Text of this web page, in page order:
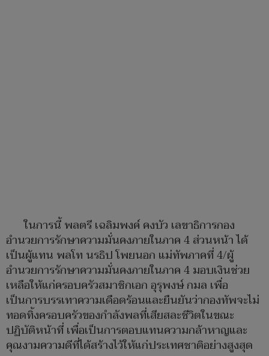
ในการนี้ พลตรี เฉลิมพงค์ คงบัว เลขาธิการกอง
อำนวยการรักษาความมั่นคงภายในภาค 4 ส่วนหน้า ได้
เป็นผู้แทน พลโท นรธิป โพยนอก แม่ทัพภาคที่ 4/ผู้
อำนวยการรักษาความมั่นคงภายในภาค 4 มอบเงินช่วย
เหลือให้แก่ครอบครัวสมาชิกเอก อุรุพงษ์ กมล เพื่อ
เป็นการบรรเทาความเดือดร้อนและยืนยันว่ากองทัพจะไม่
ทอดทิ้งครอบครัวของกำลังพลที่เสียสละชีวิตในขณะ
ปฏิบัติหน้าที่ เพื่อเป็นการตอบแทนความกล้าหาญและ
คุณงามความดีที่ได้สร้างไว้ให้แก่ประเทศชาติอย่างสูงสุด